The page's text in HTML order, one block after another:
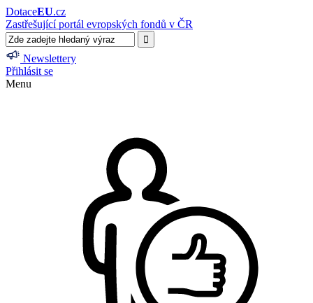
DotaceEU.cz
Zastřešující portál evropských fondů v ČR
Newslettery
Přihlásit se
Menu